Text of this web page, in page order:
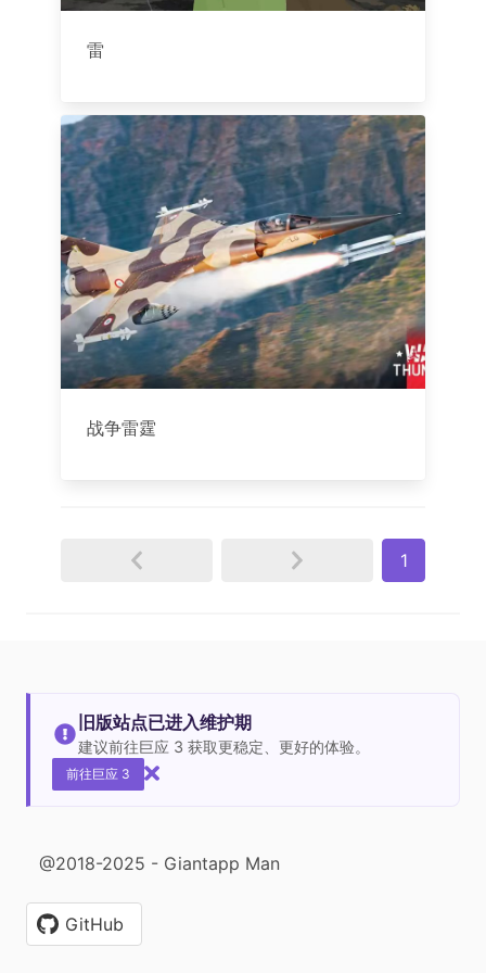
雷
战争雷霆
1
旧版站点已进入维护期
建议前往巨应 3 获取更稳定、更好的体验。
前往巨应 3
@2018-2025 - Giantapp Man
GitHub